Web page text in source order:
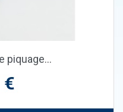
piquage...
€